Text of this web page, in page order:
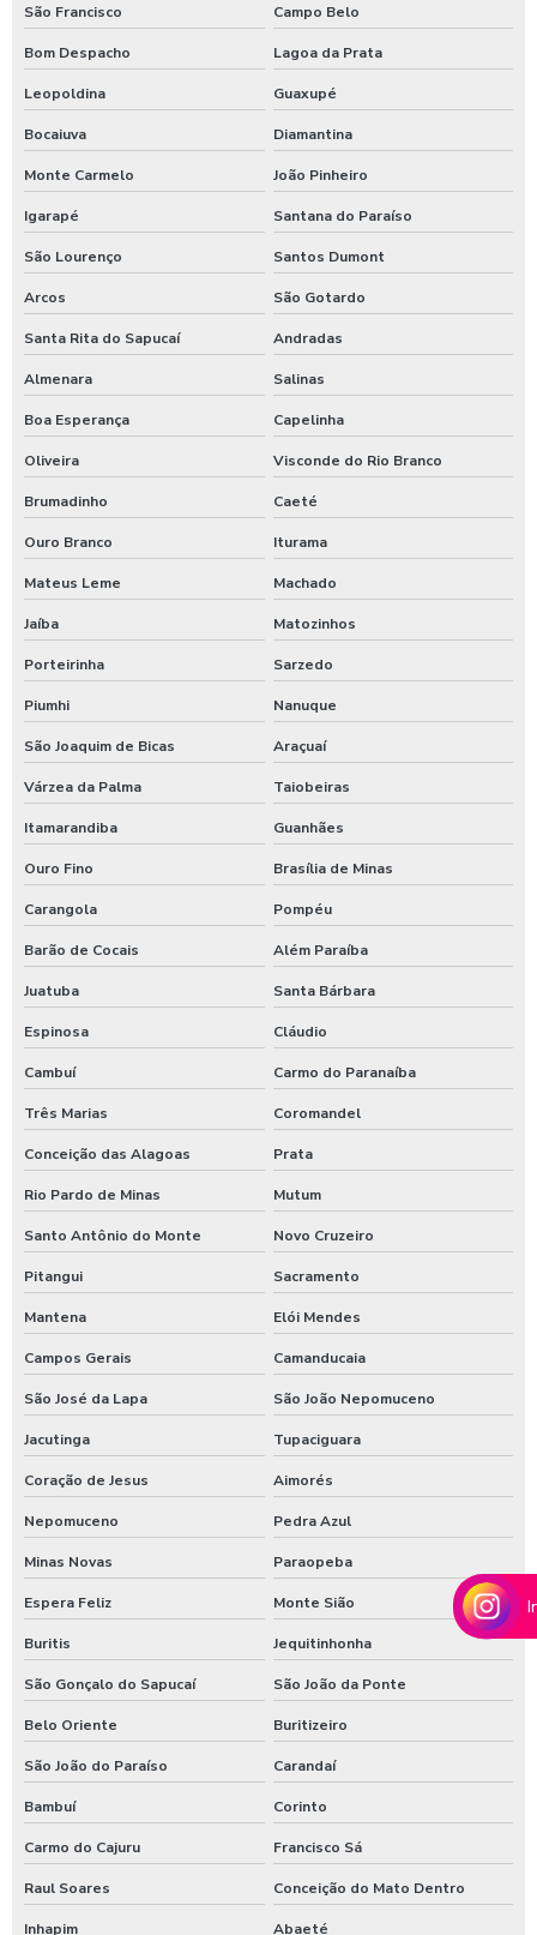
Melhores produtos para higienização de carros
Moedeiro tarifador para calibrador de pneus
Pastilha de cloro para tratamento de água
Polímero catiônico tratamento de água
Posto com aspirador self service
Posto com aspirador self service sp
Posto de lavagem de caminhões
Preço de controlador de banho
Produto para higienização interna de veiculos
Produtos para lavagem de caminhões
Produtos para limpeza interna automotiva
Produtos para tratamento de agua
Shampoo carros com cera
Shampoo para lavagem de carros
Shampoo de lavar carros
Shampoozeira a ar
Shampoozeira automotiva
Shampoozeira automotiva manual
Shampoozeira automotiva pneumática
Shampoozeira automotiva profissional
Shampoozeira para lava rápido
Shampoozeira para lavar caminhão
Shampoozeira onde comprar
Shampoozeira pneumática
Shampoozeira profissional
Shampoozeira sao paulo
Shampoozeira em sp
Shampoozeira valor
Shampoozeira a venda
Sistema de lavagem de ônibus
Sistema de lavagem para transportadora
Sulfato de alumínio para tratamento de água
Sulfato de alumínio tratamento de efluente
Tarifador de banho para praia
Tarifador para calibrador
São Francisco Campo Belo
Bom Despacho Lagoa da Prata
Leopoldina Guaxupé
Bocaiuva Diamantina
Monte Carmelo João Pinheiro
Igarapé Santana do Paraíso
São Lourenço Santos Dumont
Arcos São Gotardo
Santa Rita do Sapucaí Andradas
Almenara Salinas
Boa Esperança Capelinha
Oliveira Visconde do Rio Branco
Brumadinho Caeté
Ouro Branco Iturama
Mateus Leme Machado
Jaíba Matozinhos
Porteirinha Sarzedo
Piumhi Nanuque
São Joaquim de Bicas Araçuaí
Várzea da Palma Taiobeiras
Itamarandiba Guanhães
Ouro Fino Brasília de Minas
Carangola Pompéu
Barão de Cocais Além Paraíba
Juatuba Santa Bárbara
Espinosa Cláudio
Cambuí Carmo do Paranaíba
Três Marias Coromandel
Conceição das Alagoas Prata
Rio Pardo de Minas Mutum
Santo Antônio do Monte Novo Cruzeiro
Pitangui Sacramento
Mantena Elói Mendes
Campos Gerais Camanducaia
São José da Lapa São João Nepomuceno
Jacutinga Tupaciguara
Coração de Jesus Aimorés
Nepomuceno Pedra Azul
Minas Novas Paraopeba
Espera Feliz Monte Sião
Buritis Jequitinhonha
São Gonçalo do Sapucaí São João da Ponte
Belo Oriente Buritizeiro
São João do Paraíso Carandaí
Bambuí Corinto
Carmo do Cajuru Francisco Sá
Raul Soares Conceição do Mato Dentro
Inhapim Abaeté